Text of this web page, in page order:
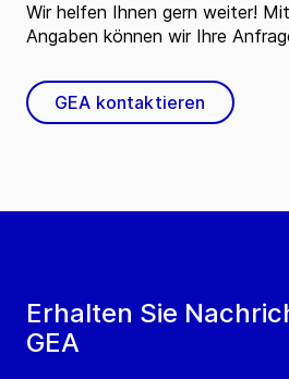
Erhalten Sie
GEA
Wir helfen Ihnen gern weiter!
Angaben können wir Ihre
GEA kontaktieren